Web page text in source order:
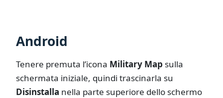
Android
Tenere premuta l’icona Military Map sulla
schermata iniziale, quindi trascinarla su
Disinstalla nella parte superiore dello schermo